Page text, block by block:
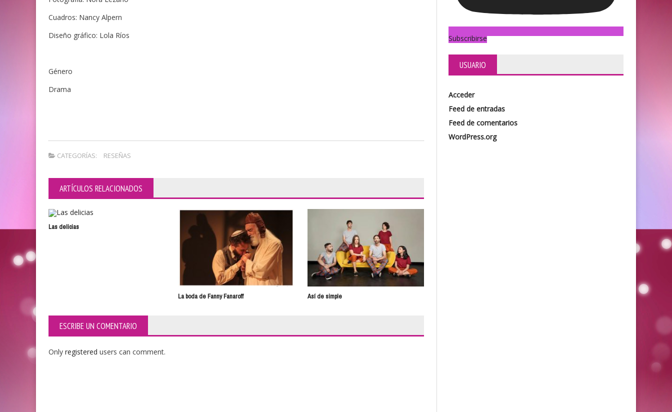
Cuadros: Nancy Alpern
Diseño gráfico: Lola Ríos
Género
Drama
CATEGORÍAS: RESEÑAS
ARTÍCULOS RELACIONADOS
Las delicias
La boda de Fanny Fanaroff Así de simple
ESCRIBE UN COMENTARIO
Only registered users can comment.
Subscribirse
USUARIO
Acceder
Feed de entradas
Feed de comentarios
WordPress.org